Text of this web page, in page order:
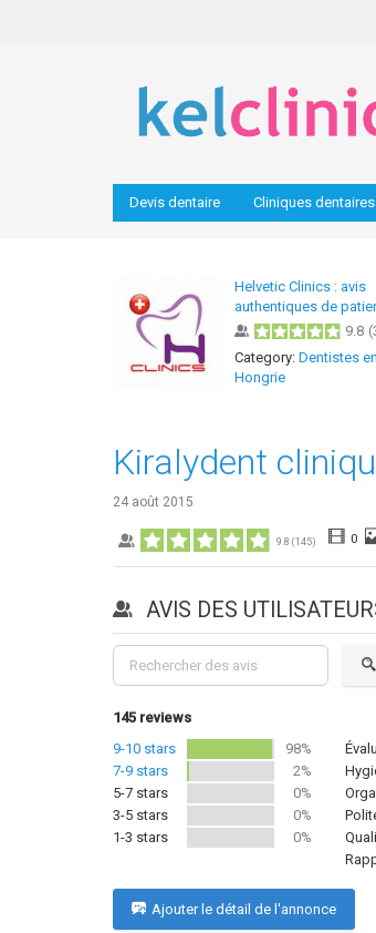
Devis dentaire Cliniques
Helvetic Clinics : avis
authentiques de
9.8 (
Category: Dentistes en
Hongrie
Kiralydent
24 août 2015
9.8 (145) 0
AVIS DES
145 reviews
9-10 stars
98%
7-9 stars
2%
5-7 stars
0%
3-5 stars
0%
1-3 stars
0%
Ajouter le détail de l'annonce